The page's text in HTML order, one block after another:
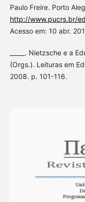
Paulo Freire. Porto
http://www.pucrs.br/
Acesso em: 10 abr.
_____. Nietzsche e a
(Orgs.). Leituras em
2008. p. 101-116.